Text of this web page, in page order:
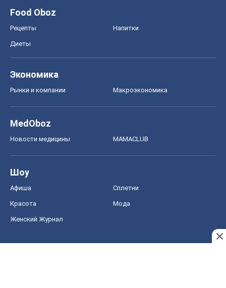
Food Oboz
Рецепты Напитки
Диеты
Экономика
Рынки и компании Mакроэкономика
MedOboz
Новости медицины MAMACLUB
Шоу
Афиша Сплетни
Красота Мода
Женский Журнал